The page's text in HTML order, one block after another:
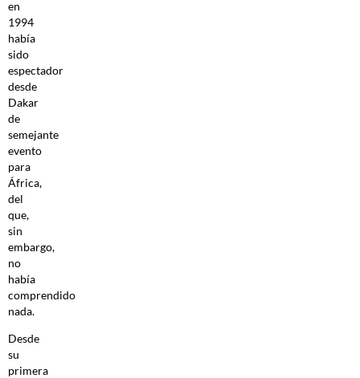
en
1994
había
sido
espectador
desde
Dakar
de
semejante
evento
para
África,
del
que,
sin
embargo,
no
había
comprendido
nada.
Desde
su
primera